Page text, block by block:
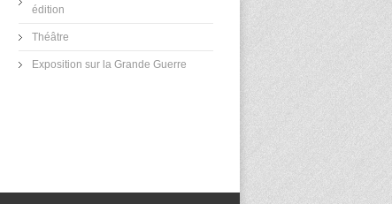
édition
Théâtre
Exposition sur la Grande Guerre